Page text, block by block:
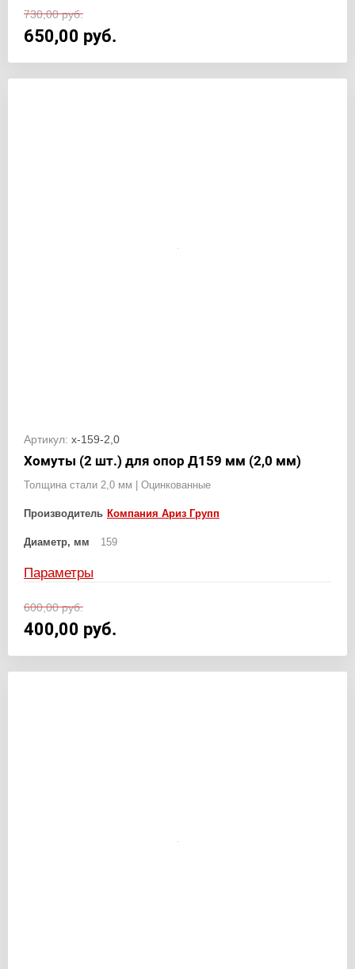
730,00руб.
650,00 руб.
Артикул: х-159-2,0
Хомуты (2 шт.) для опор Д159 мм (2,0 мм)
Толщина стали 2,0 мм | Оцинкованные
Производитель Компания Ариз Групп
Диаметр, мм 159
Параметры
600,00руб.
400,00 руб.